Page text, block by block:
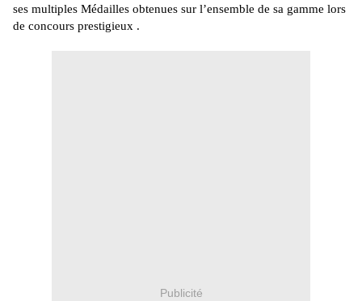
ses multiples Médailles obtenues sur l’ensemble de sa gamme lors
de concours prestigieux .
Publicité